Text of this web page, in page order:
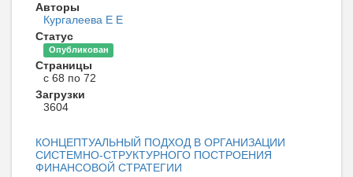
Авторы
Кургалеева Е Е
Статус
Опубликован
Страницы
с 68 по 72
Загрузки
3604
КОНЦЕПТУАЛЬНЫЙ ПОДХОД В ОРГАНИЗАЦИИ
СИСТЕМНО-СТРУКТУРНОГО ПОСТРОЕНИЯ
ФИНАНСОВОЙ СТРАТЕГИИ